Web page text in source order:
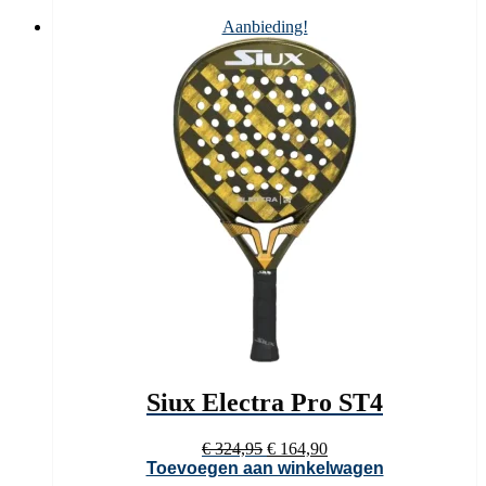
Aanbieding!
Siux Electra Pro ST4
€324,95 Oorspronkelijke
prijs
€ 164,90Huidige
prijs
Toevoegen aan winkelwagen